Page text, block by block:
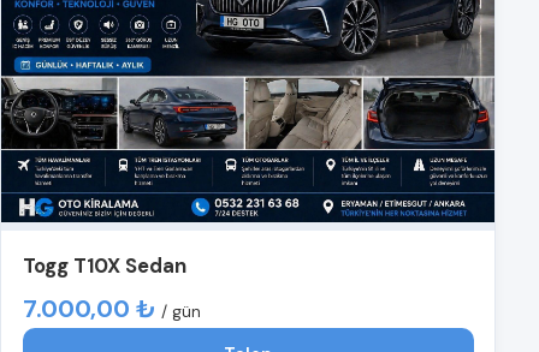
Togg T10X Sedan
7.000,00 ₺ / gün